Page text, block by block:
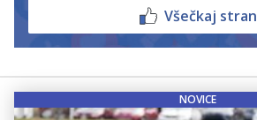
Všečkaj stran
NOVICE